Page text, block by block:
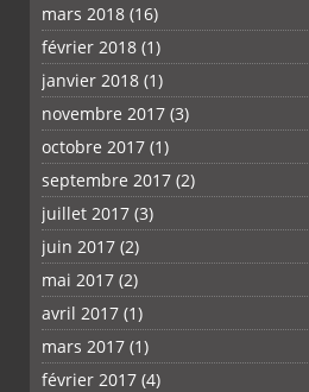
mars 2018 (16)
février 2018 (1)
janvier 2018 (1)
novembre 2017 (3)
octobre 2017 (1)
septembre 2017 (2)
juillet 2017 (3)
juin 2017 (2)
mai 2017 (2)
avril 2017 (1)
mars 2017 (1)
février 2017 (4)